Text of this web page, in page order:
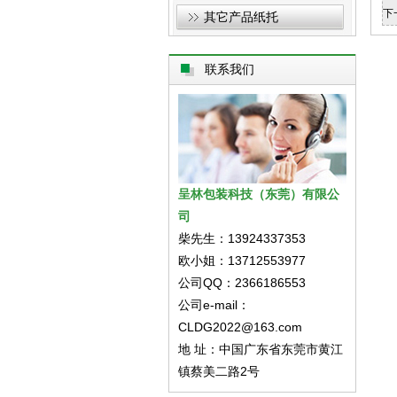
其它产品纸托
联系我们
呈林包装科技（东莞）有限公
司
柴先生：13924337353
欧小姐：13712553977
公司QQ：2366186553
公司e-mail：
CLDG2022@163.com
地 址：中国广东省东莞市黄江
镇蔡美二路2号
下